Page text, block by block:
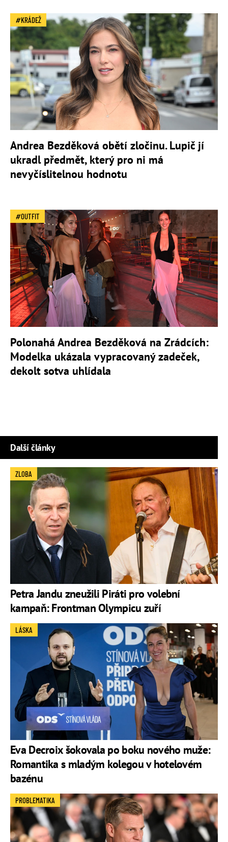
KRÁDEŽ
Andrea Bezděková obětí zločinu. Lupič jí
ukradl předmět, který pro ni má
nevyčíslitelnou hodnotu
OUTFIT
Polonahá Andrea Bezděková na Zrádcích:
Modelka ukázala vypracovaný zadeček,
dekolt sotva uhlídala
Další články
Petra Jandu zneužili Piráti pro volební
kampaň: Frontman Olympicu zuří
ZLOBA
Eva Decroix šokovala po boku nového muže:
Romantika s mladým kolegou v hotelovém
bazénu
LÁSKA
PROBLEMATIKA